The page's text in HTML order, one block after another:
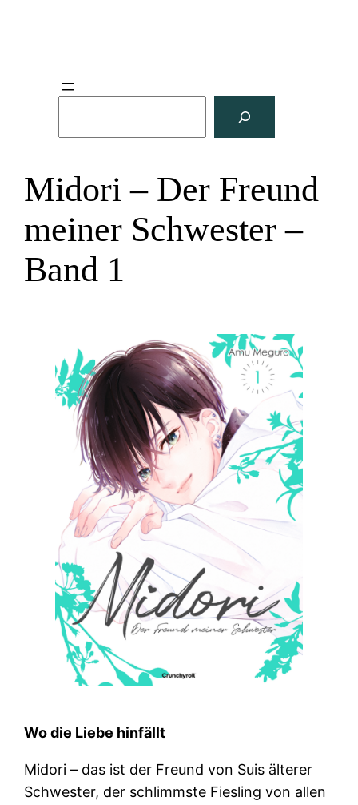
e
Midori – Der Freund
meiner Schwester –
Band 1
Wo die Liebe hinfällt
Midori – das ist der Freund von Suis älterer
Schwester, der schlimmste Fiesling von allen